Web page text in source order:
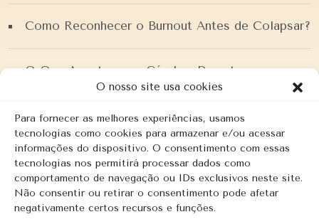
O nosso site usa cookies
Para fornecer as melhores experiências, usamos
tecnologias como cookies para armazenar e/ou acessar
informações do dispositivo. O consentimento com essas
tecnologias nos permitirá processar dados como
comportamento de navegação ou IDs exclusivos neste site.
Não consentir ou retirar o consentimento pode afetar
negativamente certos recursos e funções.
Como Reconhecer o Burnout Antes de Colapsar?
O Que Acontece no Cérebro Durante a
PSICOLOGIA POSITIVA
O pai que faltou!